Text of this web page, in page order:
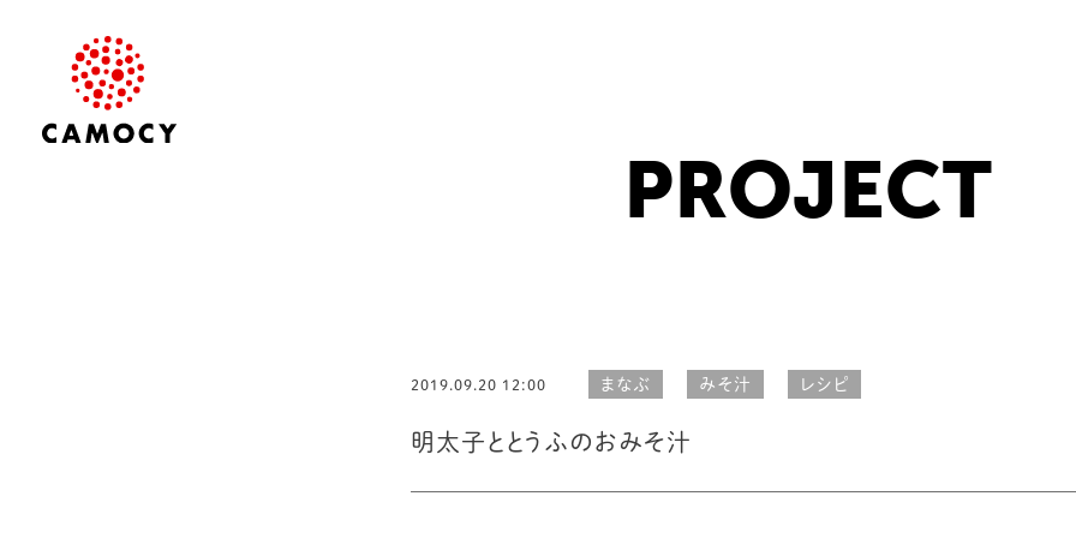
PROJECT
2019.09.20 12:00 まなぶ みそ汁 レシピ
明太子ととうふのおみそ汁